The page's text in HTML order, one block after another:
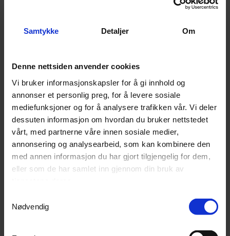
Samtykke Detaljer Om
Denne nettsiden anvender cookies
Vi bruker informasjonskapsler for å gi innhold og
annonser et personlig preg, for å levere sosiale
mediefunksjoner og for å analysere trafikken vår. Vi deler
dessuten informasjon om hvordan du bruker nettstedet
vårt, med partnerne våre innen sosiale medier,
annonsering og analysearbeid, som kan kombinere den
med annen informasjon du har gjort tilgjengelig for dem,
eller som de har samlet inn gjennom din bruk av
Nødvendig
Med 200 m kabel og 400 plugger
9På lager
1 519,-1 899,-
Kjøp
9På lager
2 479,-3 099,-
Kjøp